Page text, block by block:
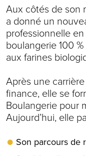
Aux côtés de son
a donné un
professionnelle
boulangerie 100
aux farines
Après une
finance, elle se
Boulangerie pour
Aujourd’hui, elle
Son parcours de